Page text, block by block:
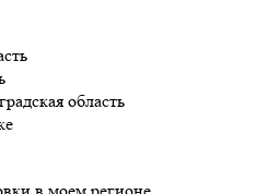
область